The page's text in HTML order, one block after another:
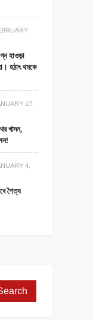
হাওড়া
হঠাৎ থমকে
17,
খাদন,
4,
শৈত্য